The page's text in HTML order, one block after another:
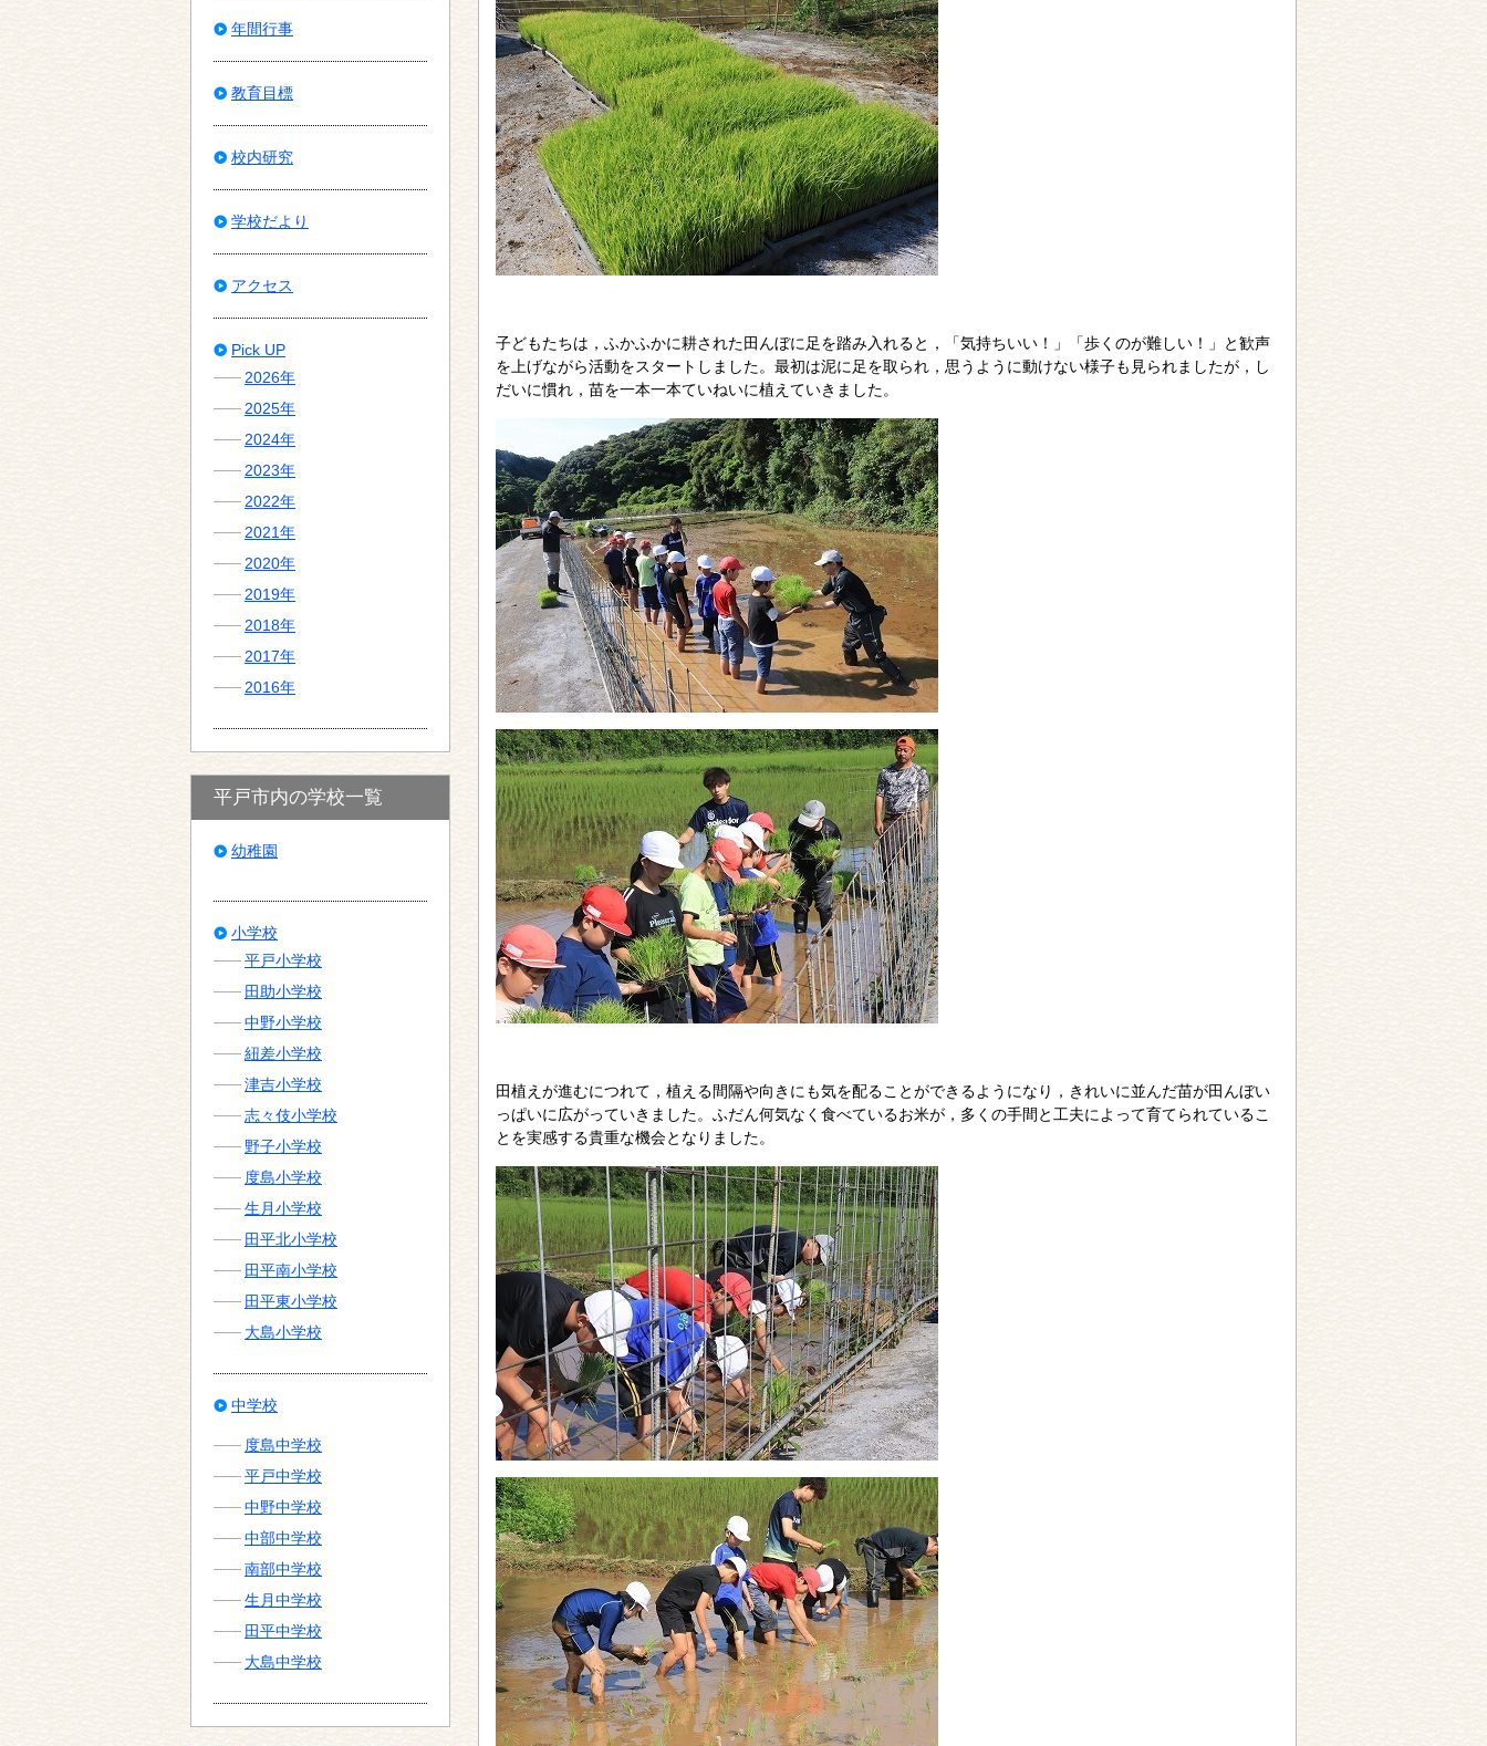
子どもたちは，ふかふかに耕された田んぼに足を踏み入れると，「気持ちいい！」「歩くのが難しい！」と歓声
を上げながら活動をスタートしました。最初は泥に足を取られ，思うように動けない様子も見られましたが，し
だいに慣れ，苗を一本一本ていねいに植えていきました。
田植えが進むにつれて，植える間隔や向きにも気を配ることができるようになり，きれいに並んだ苗が田んぼい
っぱいに広がっていきました。ふだん何気なく食べているお米が，多くの手間と工夫によって育てられているこ
とを実感する貴重な機会となりました。
年間行事
教育目標
校内研究
学校だより
アクセス
Pick UP
2026年
2025年
2024年
2023年
2022年
2021年
2020年
2019年
2018年
2017年
2016年
平戸市内の学校一覧
幼稚園
小学校
平戸小学校
田助小学校
中野小学校
紐差小学校
津吉小学校
志々伎小学校
野子小学校
度島小学校
生月小学校
田平北小学校
田平南小学校
田平東小学校
大島小学校
中学校
度島中学校
平戸中学校
中野中学校
中部中学校
南部中学校
生月中学校
田平中学校
大島中学校